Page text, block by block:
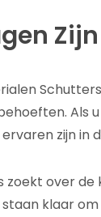
Als
zijn in
zoekt over
klaar